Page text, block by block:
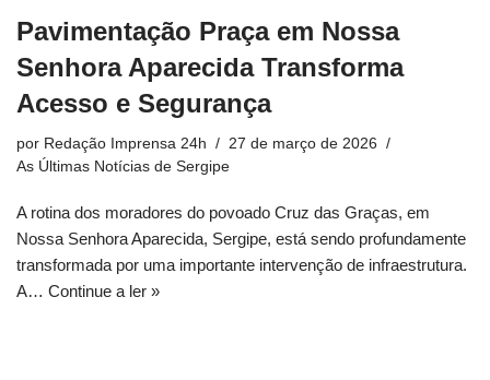
Pavimentação Praça em Nossa
Senhora Aparecida Transforma
Acesso e Segurança
por Redação Imprensa 24h
27 de março de 2026
As Últimas Notícias de Sergipe
A rotina dos moradores do povoado Cruz das Graças, em
Nossa Senhora Aparecida, Sergipe, está sendo profundamente
transformada por uma importante intervenção de infraestrutura.
A… Continue a ler »